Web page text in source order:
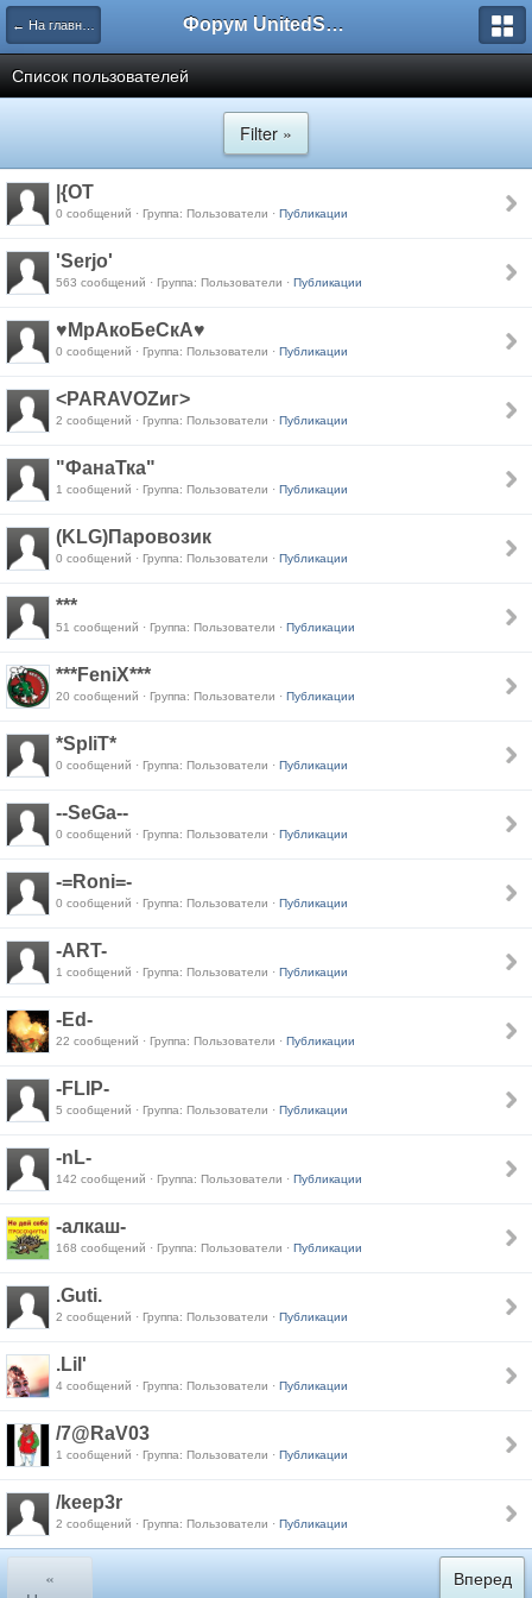
← На главную Форум UnitedSouth
Список пользователей
Filter »
|{OT
0 сообщений · Группа: Пользователи · Публикации
'Serjo'
563 сообщений · Группа: Пользователи · Публикации
♥МрАкоБеСкА♥
0 сообщений · Группа: Пользователи · Публикации
<PARAVOZиг>
2 сообщений · Группа: Пользователи · Публикации
"ФанаТка"
1 сообщений · Группа: Пользователи · Публикации
(KLG)Паровозик
0 сообщений · Группа: Пользователи · Публикации
***
51 сообщений · Группа: Пользователи · Публикации
***FeniX***
20 сообщений · Группа: Пользователи · Публикации
*SpliT*
0 сообщений · Группа: Пользователи · Публикации
--SeGa--
0 сообщений · Группа: Пользователи · Публикации
-=Roni=-
0 сообщений · Группа: Пользователи · Публикации
-ART-
1 сообщений · Группа: Пользователи · Публикации
-Ed-
22 сообщений · Группа: Пользователи · Публикации
-FLIP-
5 сообщений · Группа: Пользователи · Публикации
-nL-
142 сообщений · Группа: Пользователи · Публикации
-алкаш-
168 сообщений · Группа: Пользователи · Публикации
.Guti.
2 сообщений · Группа: Пользователи · Публикации
.Lil'
4 сообщений · Группа: Пользователи · Публикации
/7@RaV03
1 сообщений · Группа: Пользователи · Публикации
/keep3r
2 сообщений · Группа: Пользователи · Публикации
«
Вперед